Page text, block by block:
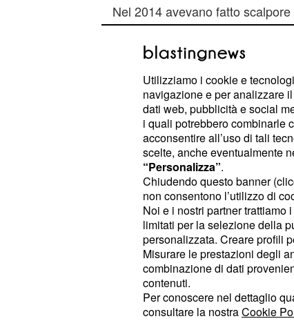
Nel 2014 avevano fatto
fece nel suo libro "Giornalisti
"Gekaufte Journalisten".
In tale libro l'ex editore del
sostenne di essere stato
servizi segreti dellaGermania
stati sovvenzionati anche molti
Tali affermazioni avevano fatto
Germania ed erano state
controinformazione italiana ed
quellarientrante nel filone "
Utilizziamo i cookie e
navigazione e per analizzare
dati web, pubblicità e social
i quali potrebbero combinarle
acconsentire all’uso di tali
scelte, anche eventualmente
“Personalizza”.
Chiudendo questo banner
non consentono l’utilizzo di
Noi e i nostri partner
limitati per la selezione della
personalizzata. Creare profili
Misurare le prestazioni degli
combinazione di dati
contenuti.
Per conoscere nel dettaglio
consultare la nostraCookie